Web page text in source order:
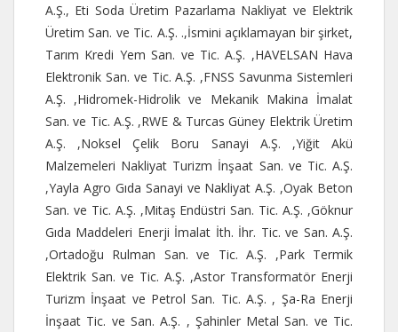
A.Ş., Eti Soda Üretim Pazarlama Nakliyat ve Elektrik
Üretim San. ve Tic. A.Ş. .,İsmini açıklamayan bir şirket,
Tarım Kredi Yem San. ve Tic. A.Ş. ,HAVELSAN Hava
Elektronik San. ve Tic. A.Ş. ,FNSS Savunma Sistemleri
A.Ş. ,Hidromek-Hidrolik ve Mekanik Makina İmalat
San. ve Tic. A.Ş. ,RWE & Turcas Güney Elektrik Üretim
A.Ş. ,Noksel Çelik Boru Sanayi A.Ş. ,Yiğit Akü
Malzemeleri Nakliyat Turizm İnşaat San. ve Tic. A.Ş.
,Yayla Agro Gıda Sanayi ve Nakliyat A.Ş. ,Oyak Beton
San. ve Tic. A.Ş. ,Mitaş Endüstri San. Tic. A.Ş. ,Göknur
Gıda Maddeleri Enerji İmalat İth. İhr. Tic. ve San. A.Ş.
,Ortadoğu Rulman San. ve Tic. A.Ş. ,Park Termik
Elektrik San. ve Tic. A.Ş. ,Astor Transformatör Enerji
Turizm İnşaat ve Petrol San. Tic. A.Ş. , Şa-Ra Enerji
İnşaat Tic. ve San. A.Ş. , Şahinler Metal San. ve Tic.